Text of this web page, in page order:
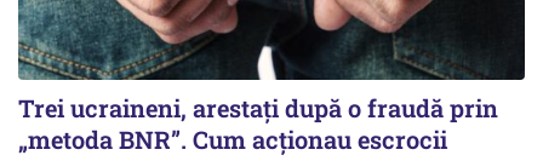
Trei ucraineni, arestați după o fraudă prin
„metoda BNR”. Cum acționau escrocii